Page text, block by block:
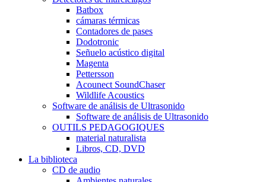
Batbox
cámaras térmicas
Contadores de pases
Dodotronic
Señuelo acústico digital
Magenta
Pettersson
Acounect SoundChaser
Wildlife Acoustics
Software de análisis de Ultrasonido
Software de análisis de Ultrasonido
OUTILS PEDAGOGIQUES
material naturalista
Libros, CD, DVD
La biblioteca
CD de audio